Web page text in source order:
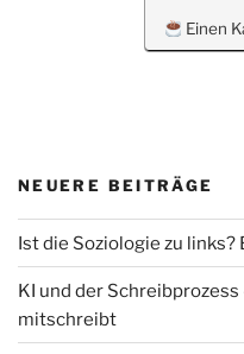
Einen
NEUERE BEITRÄGE
Ist die Soziologie zu
KI und der
mitschreibt